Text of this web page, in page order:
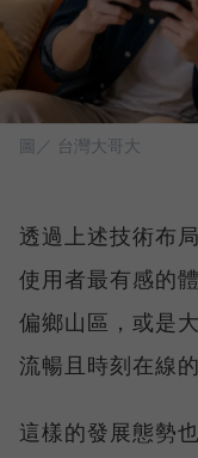
圖／ 台灣大哥大
透過上述技術布
使用者最有感的
偏鄉山區，或是
流暢且時刻在線
這樣的發展態勢